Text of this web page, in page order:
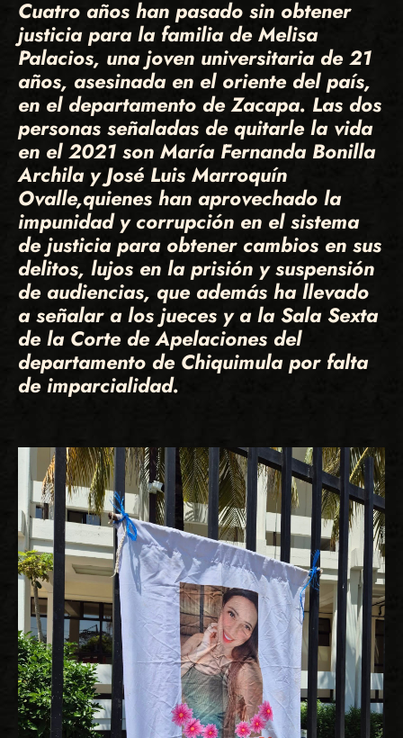
Cuatro años han pasado sin obtener
justicia para la familia de Melisa
Palacios, una joven universitaria de 21
años, asesinada en el oriente del país,
en el departamento de Zacapa. Las dos
personas señaladas de quitarle la vida
en el 2021 son María Fernanda Bonilla
Archila y José Luis Marroquín
Ovalle,quienes han aprovechado la
impunidad y corrupción en el sistema
de justicia para obtener cambios en sus
delitos, lujos en la prisión y suspensión
de audiencias, que además ha llevado
a señalar a los jueces y a la Sala Sexta
de la Corte de Apelaciones del
departamento de Chiquimula por falta
de imparcialidad.